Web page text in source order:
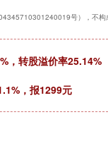
号），不构
，转股溢价率25.14%
，报1299元